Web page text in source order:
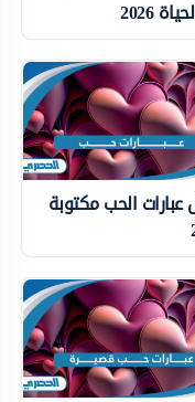
2026
عبارات الحب مكتوبة